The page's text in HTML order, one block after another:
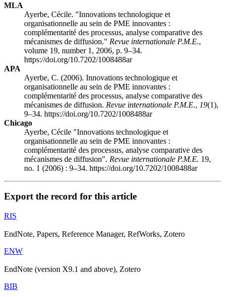
MLA
Ayerbe, Cécile. "Innovations technologique et
organisationnelle au sein de PME innovantes :
complémentarité des processus, analyse comparative des
mécanismes de diffusion." Revue internationale P.M.E.,
volume 19, number 1, 2006, p. 9–34.
https://doi.org/10.7202/1008488ar
APA
Ayerbe, C. (2006). Innovations technologique et
organisationnelle au sein de PME innovantes :
complémentarité des processus, analyse comparative des
mécanismes de diffusion. Revue internationale P.M.E., 19(1),
9–34. https://doi.org/10.7202/1008488ar
Chicago
Ayerbe, Cécile "Innovations technologique et
organisationnelle au sein de PME innovantes :
complémentarité des processus, analyse comparative des
mécanismes de diffusion". Revue internationale P.M.E. 19,
no. 1 (2006) : 9–34. https://doi.org/10.7202/1008488ar
Export the record for this article
RIS
EndNote, Papers, Reference Manager, RefWorks, Zotero
ENW
EndNote (version X9.1 and above), Zotero
BIB